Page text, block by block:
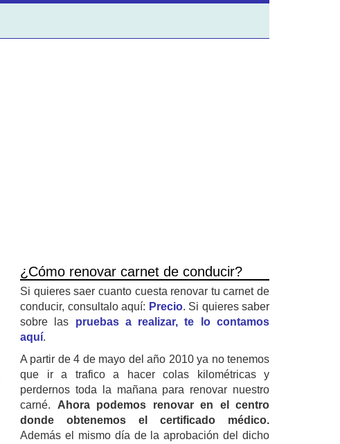
¿Cómo renovar carnet de conducir?
Si quieres saer cuanto cuesta renovar tu carnet de
conducir, consultalo aquí: Precio. Si quieres saber
sobre las pruebas a realizar, te lo contamos
aquí.
A partir de 4 de mayo del año 2010 ya no tenemos
que ir a trafico a hacer colas kilométricas y
perdernos toda la mañana para renovar nuestro
carné. Ahora podemos renovar en el centro
donde obtenemos el certificado médico.
Además el mismo día de la aprobación del dicho